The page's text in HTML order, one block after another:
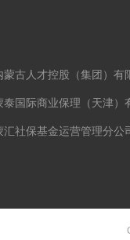
蒙古人才控股（集团）有
泰国际商业保理（天津）
汇社保基金运营管理分公